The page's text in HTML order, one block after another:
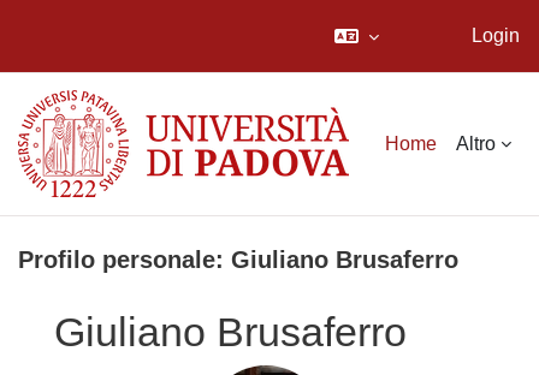
Login
Home Altro
Profilo personale: Giuliano Brusaferro
Giuliano Brusaferro